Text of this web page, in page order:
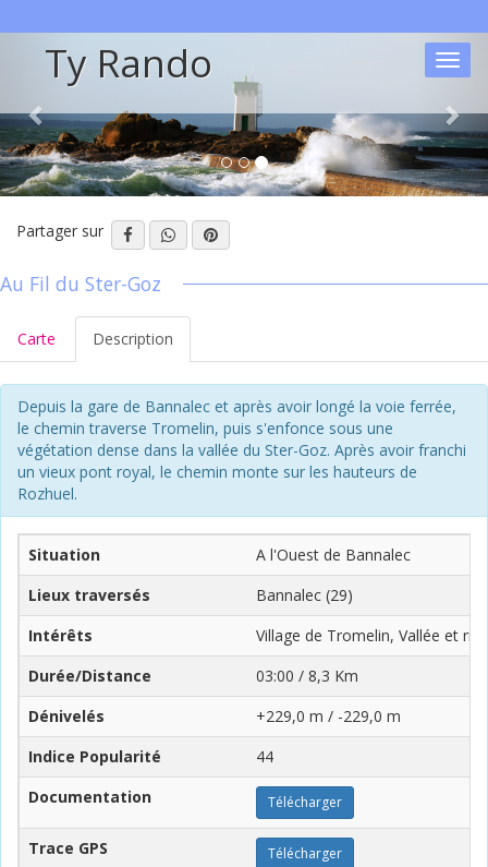
Ty Rando
Partager sur
Au Fil du Ster-Goz
Carte Description
Depuis la gare de Bannalec et après avoir longé la voie ferrée,
le chemin traverse Tromelin, puis s'enfonce sous une
végétation dense dans la vallée du Ster-Goz. Après avoir franchi
un vieux pont royal, le chemin monte sur les hauteurs de
Rozhuel.
Situation
A l'Ouest de Bannalec
Lieux traversés
Bannalec (29)
Intérêts
Village de Tromelin, Vallée et
Durée/Distance
03:00 / 8,3 Km
Dénivelés
+229,0 m / -229,0 m
Indice Popularité
44
Documentation
Télécharger
Trace GPS Télécharger